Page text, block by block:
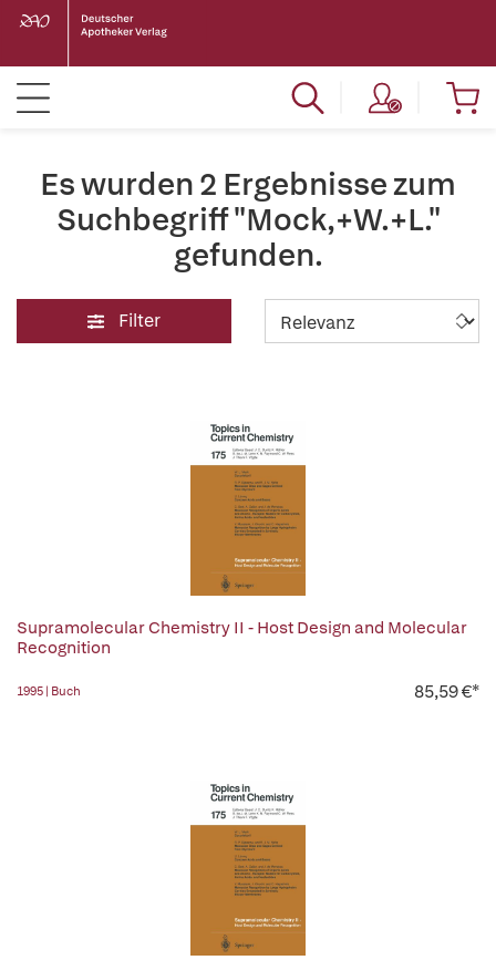
Es wurden 2 Ergebnisse zum
Suchbegriff "Mock,+W.+L."
gefunden.
Filter
Supramolecular Chemistry II - Host Design and Molecular
Recognition
1995 | Buch 85,59 €*